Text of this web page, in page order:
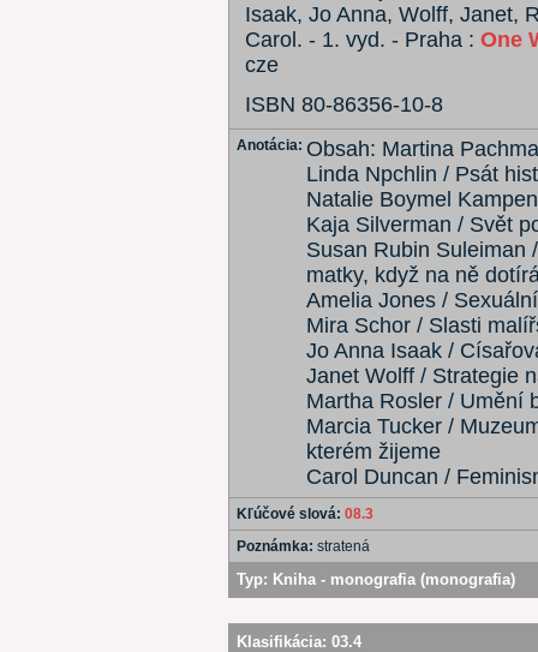
Isaak, Jo Anna, Wolff, Janet,
Carol. - 1. vyd. - Praha : One
cze
ISBN 80-86356-10-8
Anotácia: Obsah: Martina
Linda Npchlin / Psát
Natalie Boymel
Kaja Silverman / Svět
Susan Rubin Suleiman
matky, když na ně
Amelia Jones /
Mira Schor / Slasti
Jo Anna Isaak /
Janet Wolff / Strategie
Martha Rosler / Umění
Marcia Tucker /
kterém žijeme
Carol Duncan /
Kľúčové slová: 08.3
Poznámka: stratená
Typ: Kniha - monografia (monografia)
Klasifikácia: 03.4